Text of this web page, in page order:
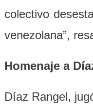
colectivo
venezolana”,
Homenaje a
Díaz Rangel,